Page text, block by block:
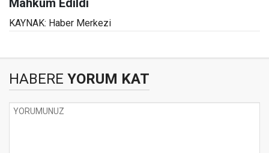
Mahkûm Edildi
KAYNAK: Haber Merkezi
HABERE YORUM KAT